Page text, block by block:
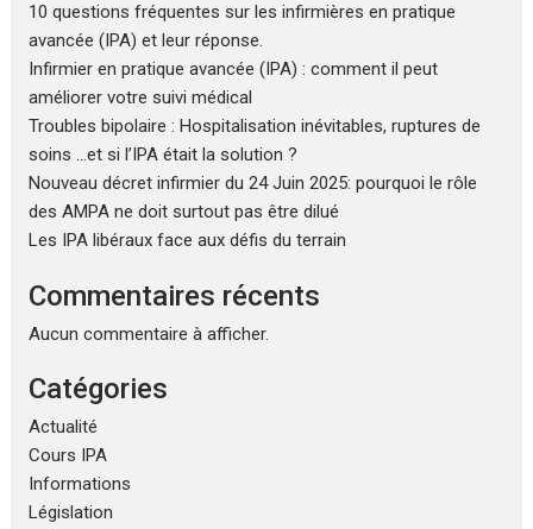
10 questions fréquentes sur les infirmières en pratique
avancée (IPA) et leur réponse.
Infirmier en pratique avancée (IPA) : comment il peut
améliorer votre suivi médical
Troubles bipolaire : Hospitalisation inévitables, ruptures de
soins …et si l’IPA était la solution ?
Nouveau décret infirmier du 24 Juin 2025: pourquoi le rôle
des AMPA ne doit surtout pas être dilué
Les IPA libéraux face aux défis du terrain
Commentaires récents
Aucun commentaire à afficher.
Catégories
Actualité
Cours IPA
Informations
Législation